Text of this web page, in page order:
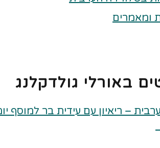
ומאמרים
באורלי גולדקלנג